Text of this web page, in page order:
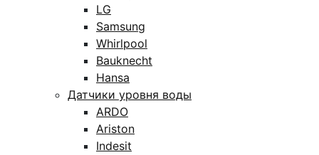
LG
Samsung
Whirlpool
Bauknecht
Hansa
Датчики уровня воды
ARDO
Ariston
Indesit